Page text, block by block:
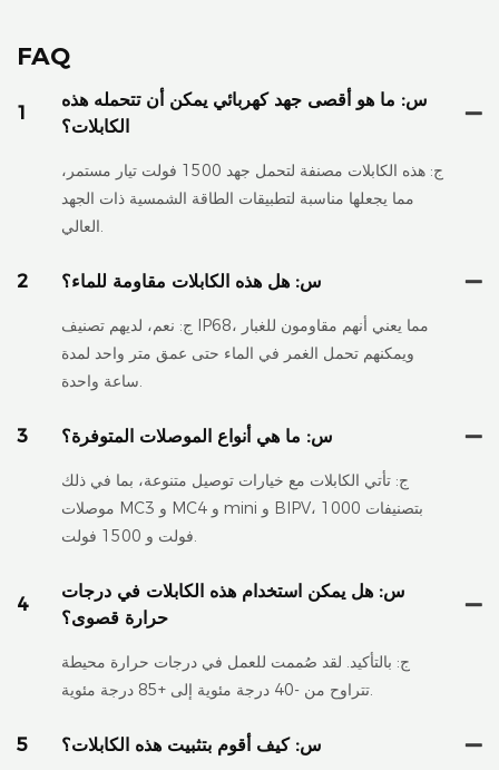
FAQ
1
س: ما هو أقصى جهد كهربائي يمكن أن تتحمله هذه
الكابلات؟
ج: هذه الكابلات مصنفة لتحمل جهد 1500 فولت تيار مستمر،
مما يجعلها مناسبة لتطبيقات الطاقة الشمسية ذات الجهد
العالي.
2 س: هل هذه الكابلات مقاومة للماء؟
ج: نعم، لديهم تصنيف IP68، مما يعني أنهم مقاومون للغبار
ويمكنهم تحمل الغمر في الماء حتى عمق متر واحد لمدة
ساعة واحدة.
3 س: ما هي أنواع الموصلات المتوفرة؟
ج: تأتي الكابلات مع خيارات توصيل متنوعة، بما في ذلك
موصلات MC3 و MC4 و mini و BIPV، بتصنيفات 1000
فولت و 1500 فولت.
4
س: هل يمكن استخدام هذه الكابلات في درجات
حرارة قصوى؟
ج: بالتأكيد. لقد صُممت للعمل في درجات حرارة محيطة
تتراوح من -40 درجة مئوية إلى +85 درجة مئوية.
5 س: كيف أقوم بتثبيت هذه الكابلات؟